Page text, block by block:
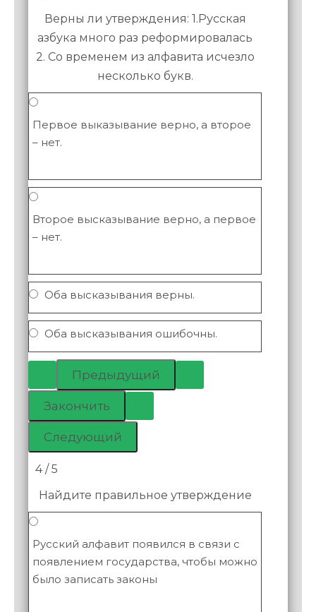
Верны ли утверждения: 1.Русская
азбука много раз реформировалась
2. Со временем из алфавита исчезло
несколько букв.
Первое выказывание верно, а второе
– нет.
Второе высказывание верно, а первое
– нет.
Оба высказывания верны.
Оба высказывания ошибочны.
4 / 5
Найдите правильное утверждение
Русский алфавит появился в связи с
появлением государства, чтобы можно
было записать законы